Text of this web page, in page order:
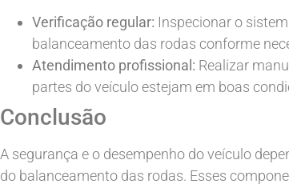
Verificação regular: Inspecionar o
balanceamento das rodas conforme
Atendimento profissional: Realizar
partes do veículo estejam em boas
Conclusão
A segurança e o desempenho do veículo
do balanceamento das rodas. Esses